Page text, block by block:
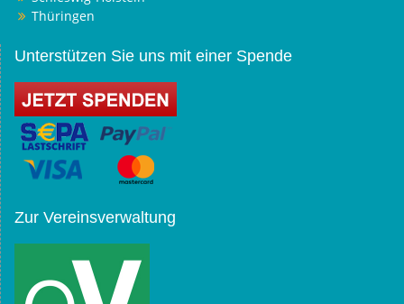
Thüringen
Unterstützen Sie uns mit einer Spende
Zur Vereinsverwaltung